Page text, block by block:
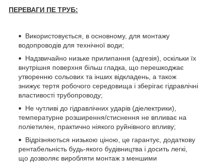
ПЕРЕВАГИ ПЕ ТРУБ:
Використовується, в основному, для монтажу
водопроводів для технічної води;
Надзвичайно низьке прилипання (адгезія), оскільки їх
внутрішня поверхня більш гладка, що перешкоджає
утворенню сольових та інших відкладень, а також
знижує тертя робочого середовища і зберігає гідравлічні
властивості трубопроводу;
Не чутливі до гідравлічних ударів (діелектрики),
температурне розширення/стиснення не впливає на
поліетилен, практично ніякого руйнівного впливу;
Відрізняються низькою ціною, це гарантує, додаткову
рентабельність будь-якого будівництва і досить легкі,
що дозволяє виробляти монтаж з меншими